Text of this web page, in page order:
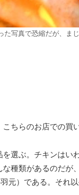
た写真で恐縮だが、ま
ちらのお店での買
を選ぶ。チキンはい
な種類があるのだが
元）である。それ